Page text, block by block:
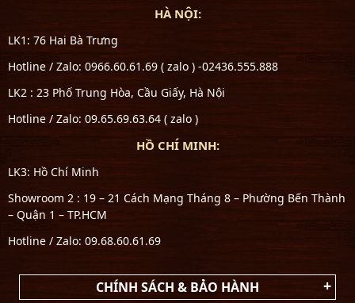
HÀ NỘI:
LK1: 76 Hai Bà Trưng
Hotline / Zalo: 0966.60.61.69 ( zalo ) -02436.555.888
LK2 : 23 Phố Trung Hòa, Cầu Giấy, Hà Nội
Hotline / Zalo: 09.65.69.63.64 ( zalo )
HỒ CHÍ MINH:
LK3: Hồ Chí Minh
Showroom 2 : 19 – 21 Cách Mạng Tháng 8 – Phường Bến Thành
– Quận 1 – TP.HCM
Hotline / Zalo: 09.68.60.61.69
CHÍNH SÁCH & BẢO HÀNH